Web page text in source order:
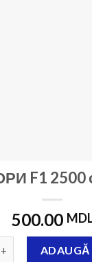
F1 2500
500.00
ЯМОРИ F1 2500